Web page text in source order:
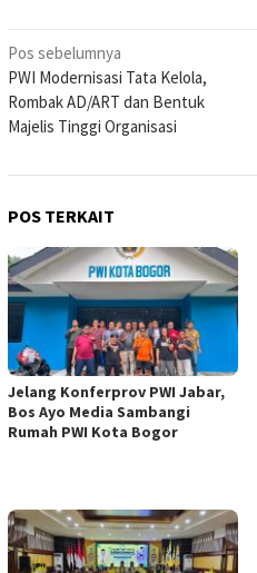
Navigasi
pos
Pos sebelumnya
PWI Modernisasi Tata Kelola,
Rombak AD/ART dan Bentuk
Majelis Tinggi Organisasi
POS TERKAIT
Jelang Konferprov PWI Jabar,
Bos Ayo Media Sambangi
Rumah PWI Kota Bogor